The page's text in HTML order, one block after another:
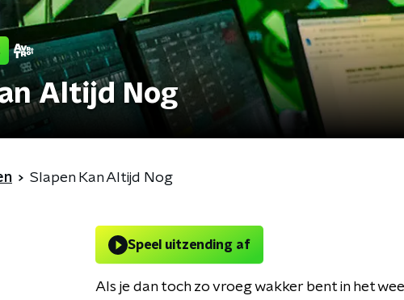
Altijd Nog
Slapen Kan Altijd Nog
Speel uitzending af
Als je dan toch zo vroeg wakker bent in het